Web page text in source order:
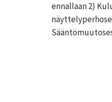
ennallaan 2)